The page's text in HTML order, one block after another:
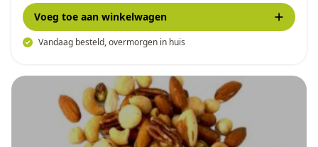
Vandaag besteld, overmorgen in huis
Voeg toe aan winkelwagen